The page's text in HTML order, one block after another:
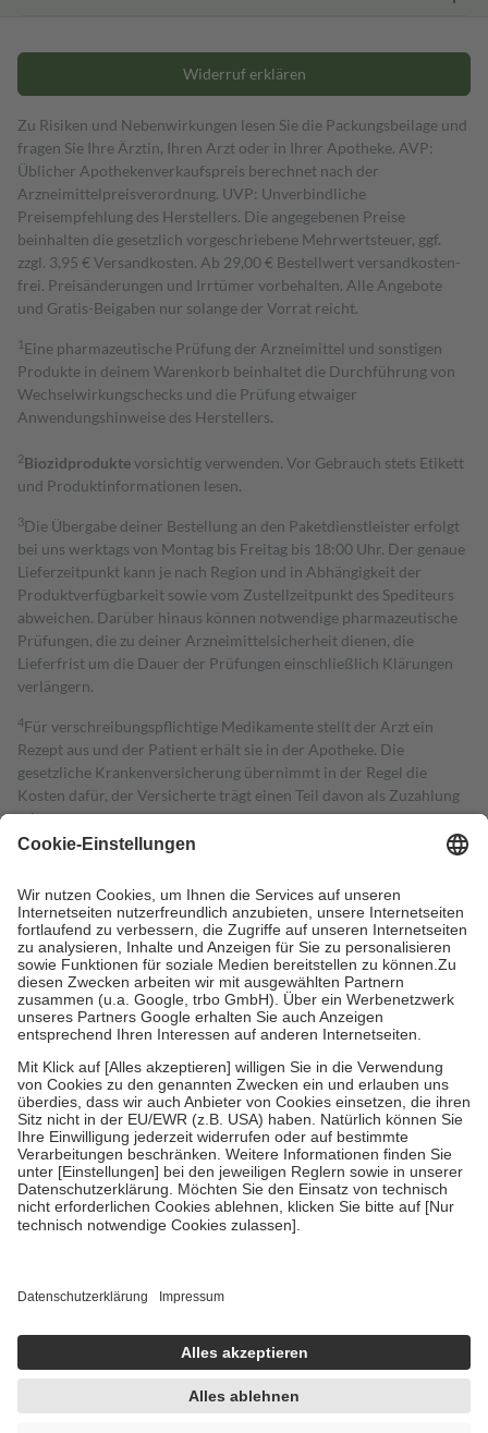
Widerruf erklären
Zu Risiken und Nebenwirkungen lesen Sie die Packungsbeilage und
fragen Sie Ihre Ärztin, Ihren Arzt oder in Ihrer Apotheke. AVP:
Üblicher Apothekenverkaufspreis berechnet nach der
Arzneimittelpreisverordnung. UVP: Unverbindliche
Preisempfehlung des Herstellers. Die angegebenen Preise
beinhalten die gesetzlich vorgeschriebene Mehrwertsteuer, ggf.
zzgl. 3,95 € Versandkosten. Ab 29,00 € Bestell­wert versand­kosten­
frei. Preisänderungen und Irrtümer vorbehalten. Alle Angebote
und Gratis-Beigaben nur solange der Vorrat reicht.
1 Eine pharmazeutische Prüfung der Arzneimittel und sonstigen
Produkte in deinem Warenkorb beinhaltet die Durchführung von
Wechselwirkungschecks und die Prüfung etwaiger
Anwendungshinweise des Herstellers.
2Biozidproduktevorsichtig verwenden. Vor Gebrauch stets Etikett
und Produktinformationen lesen.
3Die Übergabe deiner Bestellung an den Paketdienstleister erfolgt
bei uns werktags von Montag bis Freitag bis 18:00 Uhr. Der genaue
Lieferzeitpunkt kann je nach Region und in Abhängigkeit der
Produktverfügbarkeit sowie vom Zustellzeitpunkt des Spediteurs
abweichen. Darüber hinaus können notwendige pharmazeutische
Prüfungen, die zu deiner Arzneimittelsicherheit dienen, die
Lieferfrist um die Dauer der Prüfungen einschließlich Klärungen
verlängern.
4Für verschreibungspflichtige Medikamente stellt der Arzt ein
Rezept aus und der Patient erhält sie in der Apotheke. Die
gesetzliche Krankenversicherung übernimmt in der Regel die
Kosten dafür, der Versicherte trägt einen Teil davon als Zuzahlung
mit.
Grundsätzlich leisten Mitglieder Zuzahlungen in Höhe von zehn
höchstens zehn Euro.
Es sind jedoch nie mehr als die tatsächlichen
Kosten der Leistung zu entrichten.
Diese Regeln gelten grundsätzlich auch für Online-Apotheken.
Bei Heilmitteln und häuslicher Krankenpflege beträgt die
Zuzahlung zehn Prozent der Kosten sowie zehn Euro je
Verordnung.
Um das Engagement der Versicherten für ihre eigene Gesundheit zu
stärken und die besondere Stellung der Familie zu unterstützen,
fallenkeine Zuzahlungenan bei:
• Kindern und Jugendlichen bis zum vollendeten 18. Lebensjahr
mit Ausnahme der Fahrkosten
• Untersuchungen zur Vorsorge und Früherkennung, die von der
GKV getragen werden
• empfohlenen Schutzimpfungen
• Harn- und Blutteststreifen
getroffen, um sicherzustellen, dass es sich um echte Bewertungen
https://help.etrusted.com/hc/de/articles/4419944605341
Einige Bilder und Inhalte wurden unter Zuhilfenahme künstlicher